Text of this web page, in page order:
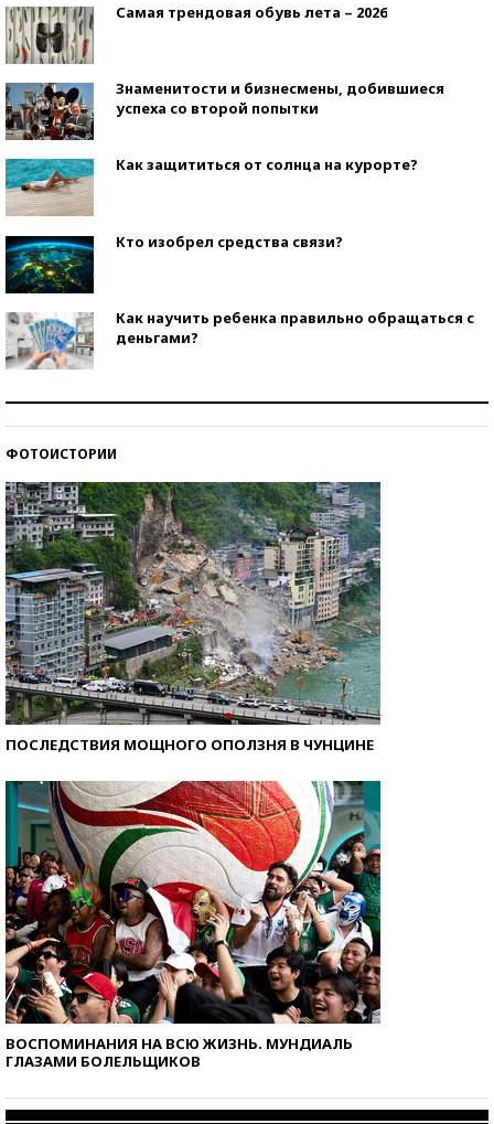
Самая трендовая обувь лета – 2026
Знаменитости и бизнесмены, добившиеся
успеха со второй попытки
Как защититься от солнца на курорте?
Кто изобрел средства связи?
Как научить ребенка правильно обращаться с
деньгами?
ФОТОИСТОРИИ
ПОСЛЕДСТВИЯ МОЩНОГО ОПОЛЗНЯ В ЧУНЦИНЕ
ВОСПОМИНАНИЯ НА ВСЮ ЖИЗНЬ. МУНДИАЛЬ
ГЛАЗАМИ БОЛЕЛЬЩИКОВ